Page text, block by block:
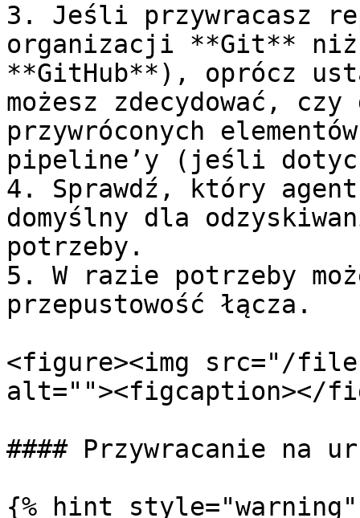
3. Jeśli przywracasz
organizacji **Git**
**GitHub**), oprócz
możesz zdecydować,
przywróconych
pipeline’y (jeśli
4. Sprawdź, który
domyślny dla
potrzeby.
5. W razie potrzeby
przepustowość łącza.
<figure><img src="/files/
alt=""><figcaption></
#### Przywracanie na
{% hint style="warning"